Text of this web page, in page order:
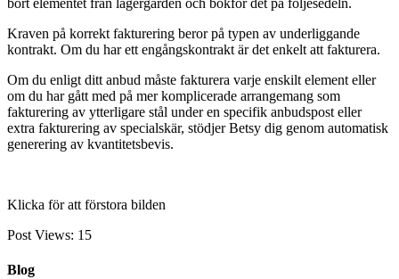
bort elementet från lagergården och bokför det på följesedeln.
Kraven på korrekt fakturering beror på typen av underliggande
kontrakt. Om du har ett engångskontrakt är det enkelt att fakturera.
Om du enligt ditt anbud måste fakturera varje enskilt element eller
om du har gått med på mer komplicerade arrangemang som
fakturering av ytterligare stål under en specifik anbudspost eller
extra fakturering av specialskär, stödjer Betsy dig genom automatisk
generering av kvantitetsbevis.
Klicka för att förstora bilden
Post Views: 15
Blog